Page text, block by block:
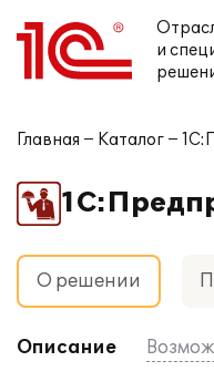
и
Главная Каталог
О решении
Описание